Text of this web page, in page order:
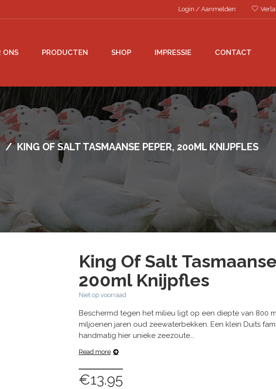
Login / Aanmelden
ONS PRODUCTEN SHOP IMPRESSIE CONTACT
/ KING OF SALT TASMAANSE PEPER, 200ML KNIJPFLES
King Of Salt
200ml Knijpfles
Niet op voorraad
Beschermd tegen het milieu ligt op een diepte van 800
miljoenen jaren oud zeewaterbekken. Een klein Duits
handmatig hier unieke zeezoute...
Read more
€13.95